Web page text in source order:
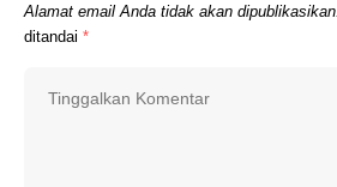
Alamat email Anda tidak akan dipublikasikan.
ditandai *